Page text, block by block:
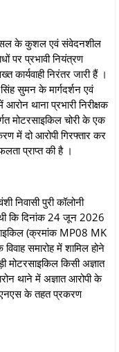
के कुशल एवं संवेदनशील
पर प्रभावी नियंत्रण
कार्यवाही निरंतर जारी हैं ।
सुमन के मार्गदर्शन एवं
थाना प्रभारी निरीक्षक
मोटरसाइकिल चोरी के एक
में दो आरोपी गिरफ्तार कर
प्राप्त की है ।
पुरी कॉलोनी
थी कि दिनांक 24 जून 2026
(क्रमांक MP08 MK
समारोह में शामिल होने
मोटरसाइकिल किसी अज्ञात
थाने में अज्ञात आरोपी के
के तहत प्रकरण